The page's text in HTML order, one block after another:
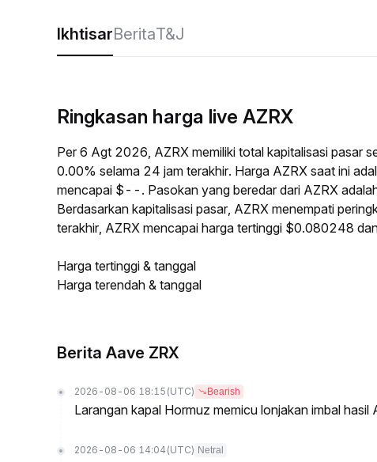
IkhtisarBeritaT&J
Ringkasan harga live AZRX
Per 6 Agt 2026, AZRX memiliki total kapitalisasi pasar
0.00% selama 24 jam terakhir. Harga AZRX saat ini
mencapai $--. Pasokan yang beredar dari AZRX
Berdasarkan kapitalisasi pasar, AZRX menempati
terakhir, AZRX mencapai harga tertinggi $0.080248
Harga tertinggi & tanggal
Harga terendah & tanggal
Berita Aave ZRX
2026-08-06 18:15 (UTC) Bearish
Larangan kapal Hormuz memicu lonjakan imbal
2026-08-06 14:04 (UTC) Netral